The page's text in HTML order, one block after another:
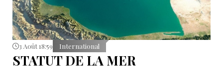
3 Août 18:59 International
STATUT DE LA MER